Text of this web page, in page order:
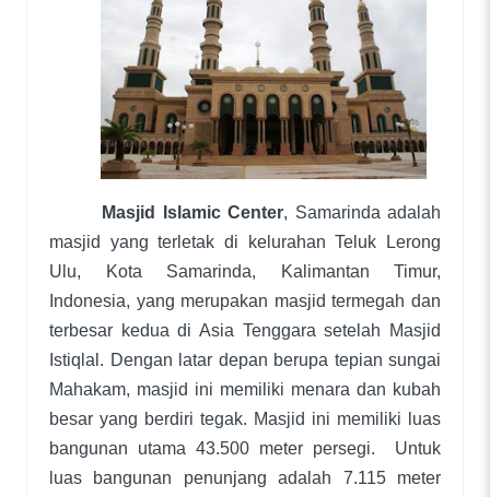
Masjid Islamic Center, Samarinda adalah
masjid yang terletak di kelurahan Teluk Lerong
Ulu, Kota Samarinda, Kalimantan Timur,
Indonesia, yang merupakan masjid termegah dan
terbesar kedua di Asia Tenggara setelah Masjid
Istiqlal. Dengan latar depan berupa tepian sungai
Mahakam, masjid ini memiliki menara dan kubah
besar yang berdiri tegak. Masjid ini memiliki luas
bangunan utama 43.500 meter persegi. Untuk
luas bangunan penunjang adalah 7.115 meter